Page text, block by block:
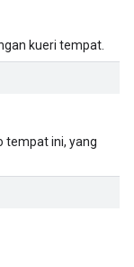
kueri tempat.
tempat ini, yang